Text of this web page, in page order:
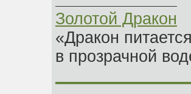
Золотой Дракон
«Дракон
в прозрачной